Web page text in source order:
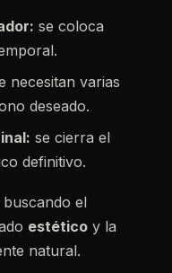
se coloca
necesitan varias
deseado.
se cierra el
definitivo.
el
estético y la
natural.